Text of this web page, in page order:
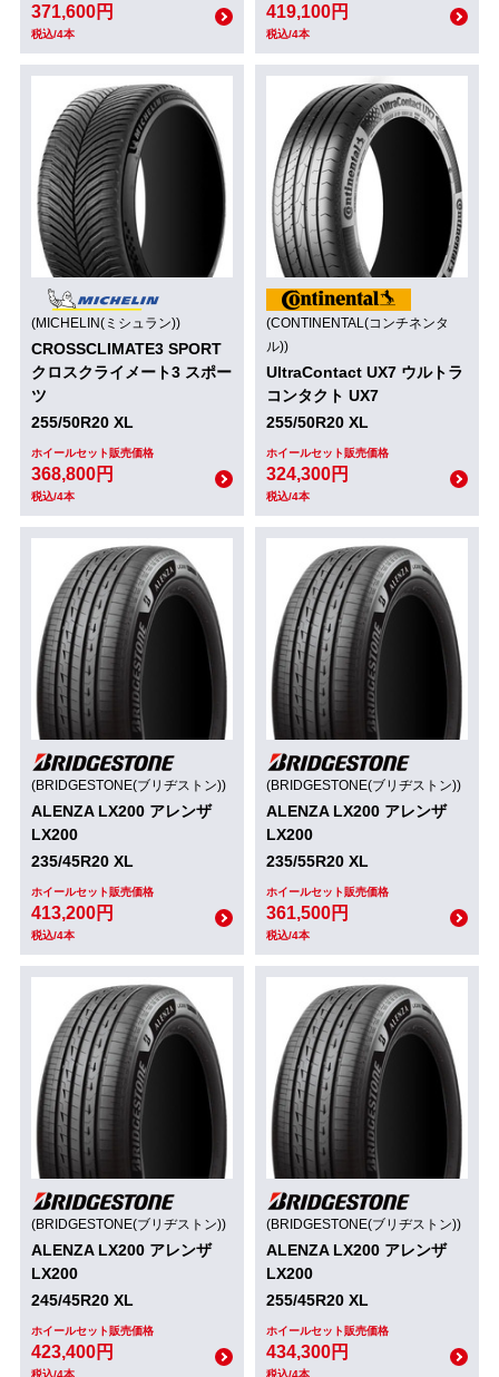
371,600円
税込/4本
419,100円
税込/4本
(MICHELIN(ミシュラン))
CROSSCLIMATE3 SPORT
クロスクライメート3 スポー
ツ
255/50R20 XL
ホイールセット販売価格
368,800円
税込/4本
(CONTINENTAL(コンチネンタ
ル))
UltraContact UX7 ウルトラ
コンタクト UX7
255/50R20 XL
ホイールセット販売価格
324,300円
税込/4本
(BRIDGESTONE(ブリヂストン))
ALENZA LX200 アレンザ
LX200
235/45R20 XL
ホイールセット販売価格
413,200円
税込/4本
(BRIDGESTONE(ブリヂストン))
ALENZA LX200 アレンザ
LX200
235/55R20 XL
ホイールセット販売価格
361,500円
税込/4本
(BRIDGESTONE(ブリヂストン))
ALENZA LX200 アレンザ
LX200
245/45R20 XL
ホイールセット販売価格
423,400円
税込/4本
(BRIDGESTONE(ブリヂストン))
ALENZA LX200 アレンザ
LX200
255/45R20 XL
ホイールセット販売価格
434,300円
税込/4本